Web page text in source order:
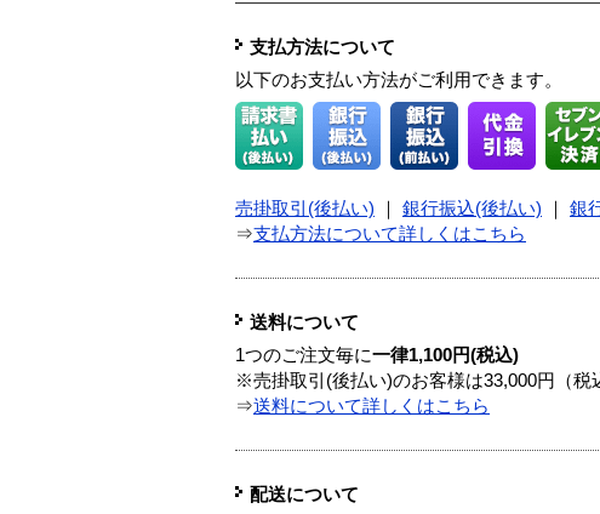
支払方法について
以下のお支払い方法がご利用できます。
売掛取引(後払い) 銀行振込(後払い) 銀
⇒支払方法について詳しくはこちら
送料について
1つのご注文毎に一律1,100円(税込)
※売掛取引(後払い)のお客様は33,000円（税
⇒送料について詳しくはこちら
配送について